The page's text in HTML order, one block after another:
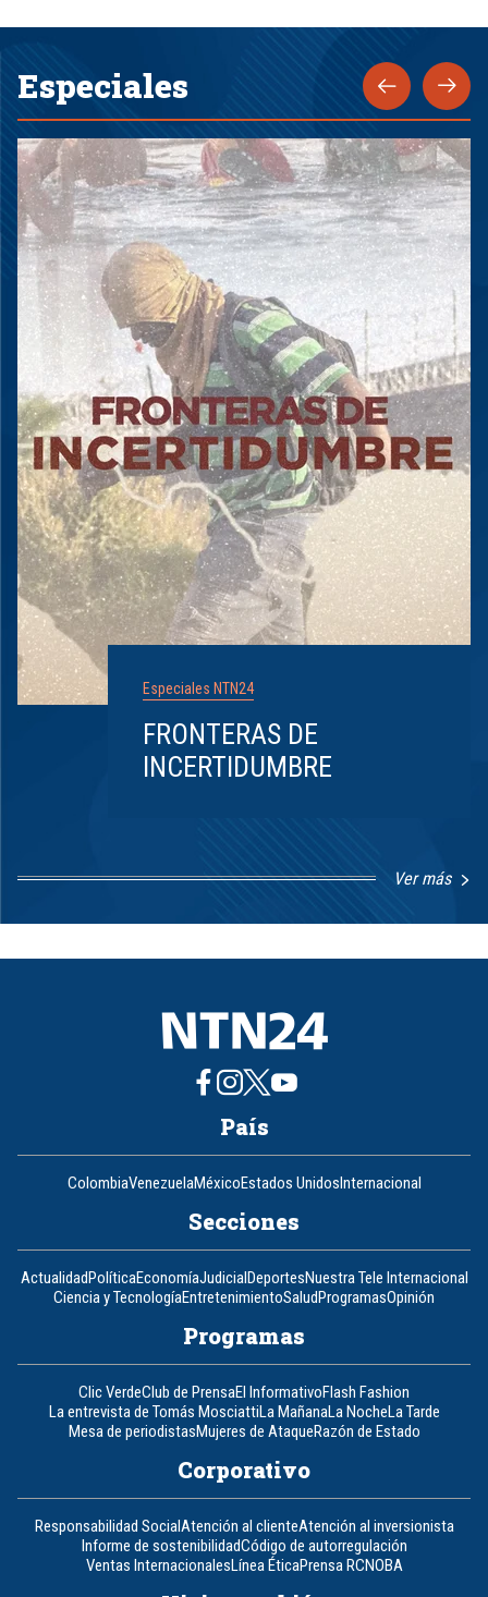
Especiales
Especiales NTN24
FRONTERAS DE
INCERTIDUMBRE
Ver más
8
País
ColombiaVenezuelaMéxicoEstados UnidosInternacional
Secciones
ActualidadPolíticaEconomíaJudicialDeportesNuestra Tele Internacional
Ciencia y TecnologíaEntretenimientoSaludProgramasOpinión
Programas
Clic VerdeClub de PrensaEl InformativoFlash Fashion
La entrevista de Tomás MosciattiLa MañanaLa NocheLa Tarde
Mesa de periodistasMujeres de AtaqueRazón de Estado
Corporativo
Responsabilidad SocialAtención al clienteAtención al inversionista
Informe de sostenibilidadCódigo de autorregulación
Ventas InternacionalesLínea ÉticaPrensa RCNOBA